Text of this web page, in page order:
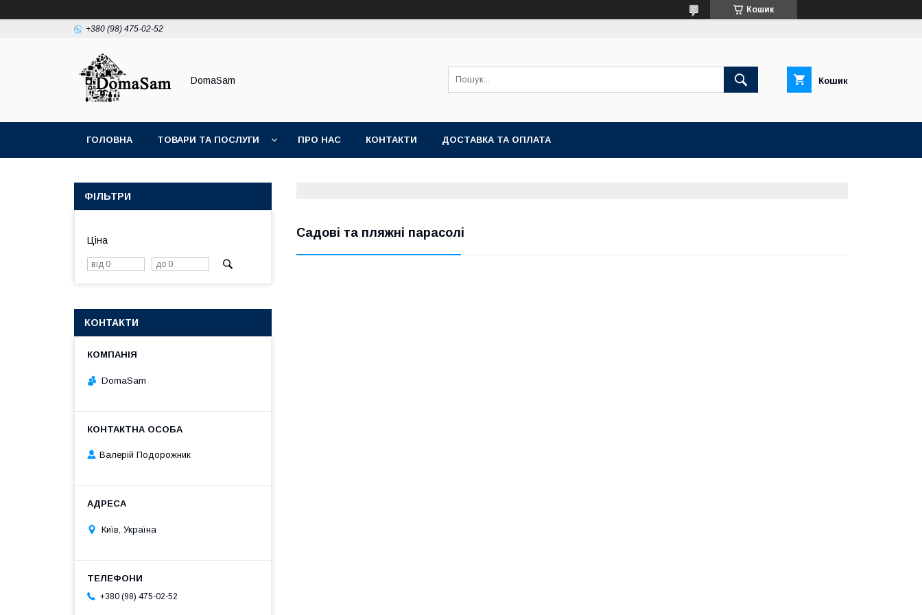
Кошик
+380 (98) 475-02-52
DomaSam Кошик
ГОЛОВНА ТОВАРИ ТА ПОСЛУГИ ПРО НАС КОНТАКТИ ДОСТАВКА ТА ОПЛАТА
Садові та пляжні парасолі
ФІЛЬТРИ
Ціна
КОНТАКТИ
DomaSam
Валерій Подорожник
Київ, Україна
+380 (98) 475-02-52